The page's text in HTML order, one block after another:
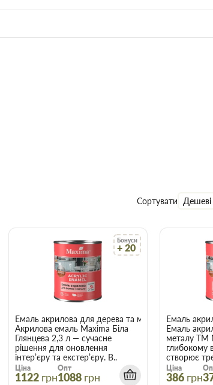
Сортувати Дешеві
ТМ Maxima
0,75 л, шоколадний, шовковисто-матовий, ТМ
Бонуси
+ 20
Емаль акрилова для дерева та металу 2,3 л, біла
Акрилова емаль Maxima Біла
Глянцева 2,3 л — сучасне
рішення для оновлення
інтер’єру та екстер’єру. В..
Ціна
1122 грн
Опт
1088 грн
Емаль
Емаль
металу ТМ
глибокому
створює
Ціна
386 грн